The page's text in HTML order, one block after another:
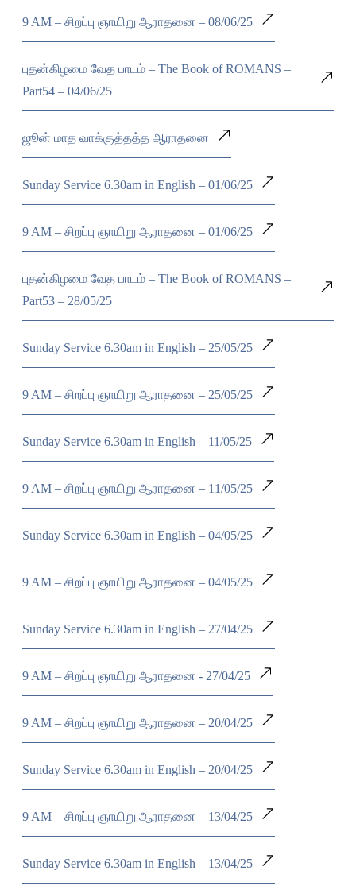
9 AM – சிறப்பு ஞாயிறு ஆராதனை – 08/06/25
புதன்கிழமை வேத பாடம் – The Book of ROMANS –
Part54 – 04/06/25
ஜூன் மாத வாக்குத்தத்த ஆராதனை
Sunday Service 6.30am in English – 01/06/25
9 AM – சிறப்பு ஞாயிறு ஆராதனை – 01/06/25
புதன்கிழமை வேத பாடம் – The Book of ROMANS –
Part53 – 28/05/25
Sunday Service 6.30am in English – 25/05/25
9 AM – சிறப்பு ஞாயிறு ஆராதனை – 25/05/25
Sunday Service 6.30am in English – 11/05/25
9 AM – சிறப்பு ஞாயிறு ஆராதனை – 11/05/25
Sunday Service 6.30am in English – 04/05/25
9 AM – சிறப்பு ஞாயிறு ஆராதனை – 04/05/25
Sunday Service 6.30am in English – 27/04/25
9 AM – சிறப்பு ஞாயிறு ஆராதனை - 27/04/25
9 AM – சிறப்பு ஞாயிறு ஆராதனை – 20/04/25
Sunday Service 6.30am in English – 20/04/25
9 AM – சிறப்பு ஞாயிறு ஆராதனை – 13/04/25
Sunday Service 6.30am in English – 13/04/25